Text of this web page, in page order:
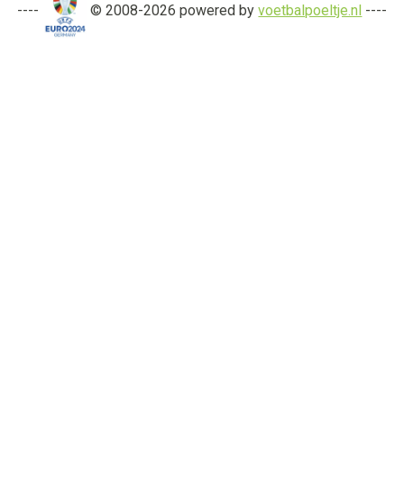
---- © 2008-2026 powered byvoetbalpoeltje.nl ----